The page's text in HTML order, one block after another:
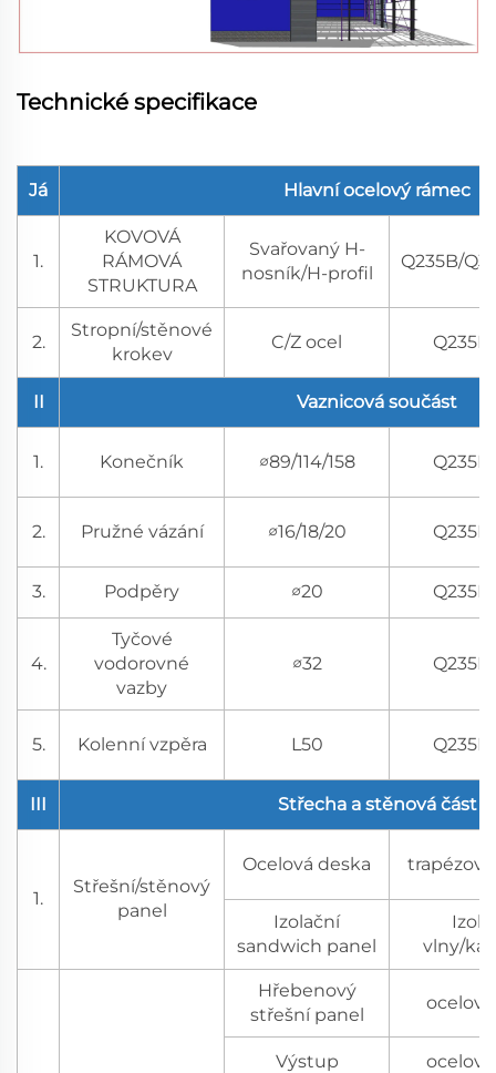
Technické specifikace
Já Hlavní ocelový rámec
1.
KOVOVÁ
RÁMOVÁ
STRUKTURA
Svařovaný H-
nosník/H-profil
Q235B/
2.
Stropní/stěnové
krokev
C/Z ocel Q235B
II Vaznicová součást
1. Konečník ∅89/114/158 Q235B
2. Pružné vázání ∅16/18/20 Q235B
3. Podpěry ∅20 Q235B
4.
Tyčové
vodorovné
vazby
∅32 Q235B
5. Kolenní vzpěra L50 Q235B
III Střecha a stěnová část
1.
Střešní/stěnový
panel
Ocelová deska
Izolační
sandwich panel
vlny/
Hřebenový
střešní panel
Výstup